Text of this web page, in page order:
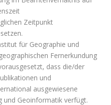
Zeitpunkt
für Geographie und
Fernerkundung
dass die/der
und
ausgewiesene
und Geoinformatik verfügt.